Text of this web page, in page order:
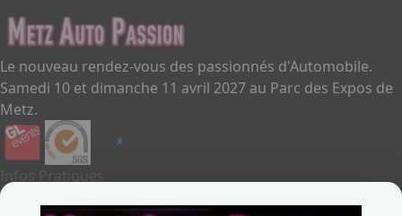
Le nouveau rendez-vous des passionnés d'Automobile.
Samedi 10 et dimanche 11 avril 2027 au Parc des Expos de
Metz.
Infos Pratiques
Je souhaite exposer